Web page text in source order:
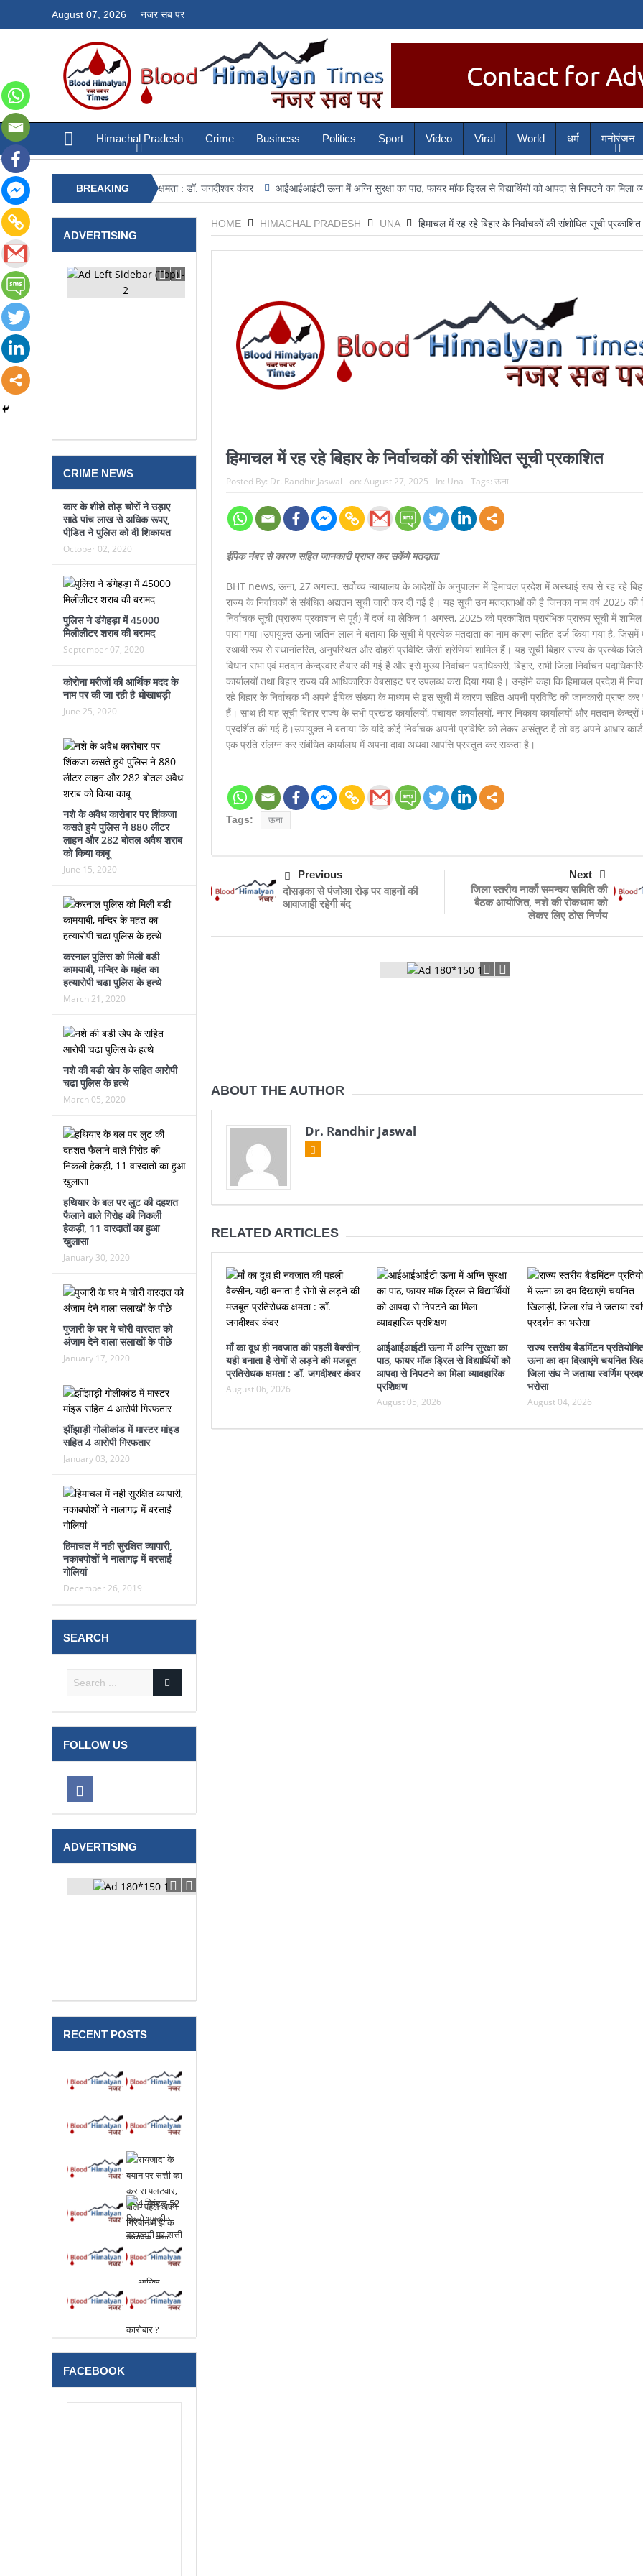
August 07, 2026 नजर सब पर
Himachal Pradesh Crime Business Politics Sport Video Viral World धर्म मनोरंजन
BREAKING
NEWS
से लड़ने की मजबूत प्रतिरोधक क्षमता : डॉ. जगदीश्वर कंवर आईआईआईटी ऊना में अग्नि सुरक्षा का पाठ, फायर मॉक ड्रिल से विद्यार्थियों को आपदा से निपटने का मिला व्यावहारिक
HOME HIMACHAL PRADESH UNA हिमाचल में रह रहे बिहार के निर्वाचकों की संशोधित सूची प्रकाशित
हिमाचल में रह रहे बिहार के निर्वाचकों की संशोधित सूची प्रकाशित
Posted By: Dr. Randhir Jaswal on: August 27, 2025 In: Una Tags: ऊना
ईपिक नंबर से कारण सहित जानकारी प्राप्त कर सकेंगे मतदाता
BHT news, ऊना, 27 अगस्त. सर्वोच्च न्यायालय के आदेशों के अनुपालन में हिमाचल प्रदेश में अस्थाई रूप से रह रहे
राज्य के निर्वाचकों से संबंधित अद्यतन सूची जारी कर दी गई है। यह सूची उन मतदाताओं की है जिनका नाम वर्ष 2025 की
निर्वाचक सूची (प्रारूप प्रकाशन से पूर्व) में दर्ज था लेकिन 1 अगस्त, 2025 को प्रकाशित प्रारंभिक प्रारूप सूची में शामिल
पाया गया।उपायुक्त ऊना जतिन लाल ने बताया कि सूची में प्रत्येक मतदाता का नाम कारण सहित दर्ज किया गया है, जिसमें
स्थायी रूप से स्थानांतरित, अनुपस्थित और दोहरी प्रविष्टि जैसी श्रेणियां शामिल हैं। यह सूची बिहार राज्य के प्रत्येक
विधान सभा एवं मतदान केन्द्रवार तैयार की गई है और इसे मुख्य निर्वाचन पदाधिकारी, बिहार, सभी जिला निर्वाचन
कार्यालयों तथा बिहार राज्य की आधिकारिक वेबसाइट पर उपलब्ध करा दिया गया है। उन्होंने कहा कि हिमाचल प्रदेश में
रहे बिहार के निर्वाचक भी अपने ईपिक संख्या के माध्यम से इस सूची में कारण सहित अपनी प्रविष्टि की जानकारी प्राप्त
हैं। साथ ही यह सूची बिहार राज्य के सभी प्रखंड कार्यालयों, पंचायत कार्यालयों, नगर निकाय कार्यालयों और मतदान केन्द्रों
प्रदर्शित की गई है।उपायुक्त ने बताया कि यदि कोई निर्वाचक अपनी प्रविष्टि को लेकर असंतुष्ट है तो वह अपने आधार
एक प्रति संलग्न कर संबंधित कार्यालय में अपना दावा अथवा आपत्ति प्रस्तुत कर सकता है।
Tags: ऊना
Previous
दोसड़का से पंजोआ रोड़ पर वाहनों की
आवाजाही रहेगी बंद
Next
जिला स्तरीय नार्को समन्वय समिति की
बैठक आयोजित, नशे की रोकथाम को
लेकर लिए ठोस निर्णय
ABOUT THE AUTHOR
Dr. Randhir Jaswal
RELATED ARTICLES
माँ का दूध ही नवजात की पहली वैक्सीन,
यही बनाता है रोगों से लड़ने की मजबूत
प्रतिरोधक क्षमता : डॉ. जगदीश्वर कंवर
August 06, 2026
आईआईआईटी ऊना में अग्नि सुरक्षा का
पाठ, फायर मॉक ड्रिल से विद्यार्थियों को
आपदा से निपटने का मिला व्यावहारिक
प्रशिक्षण
August 05, 2026
राज्य स्तरीय बैडमिंटन
ऊना का दम दिखाएंगे चयनित
जिला संघ ने जताया स्वर्णिम
भरोसा
August 04, 2026
ADVERTISING
CRIME NEWS
कार के शीशे तोड़ चोरों ने उड़ाए
साढे पांच लाख से अधिक रूपए,
पीडि़त ने पुलिस को दी शिकायत
October 02, 2020
पुलिस ने डंगेहड़ा में 45000
मिलीलीटर शराब की बरामद
September 07, 2020
कोरोना मरीजों की आर्थिक मदद के
नाम पर की जा रही है धोखाधड़ी
June 25, 2020
नशे के अवैध कारोबार पर शिंकजा
कसते हुये पुलिस ने 880 लीटर
लाहन और 282 बोतल अवैध शराब
को किया काबू
June 15, 2020
करनाल पुलिस को मिली बडी
कामयाबी, मन्दिर के महंत का
हत्यारोपी चढा पुलिस के हत्थे
March 21, 2020
नशे की बडी खेप के सहित आरोपी
चढा पुलिस के हत्थे
March 05, 2020
हथियार के बल पर लुट की दहशत
फैलाने वाले गिरोह की निकली
हेकड़ी, 11 वारदातों का हुआ
खुलासा
January 30, 2020
पुजारी के घर मे चोरी वारदात को
अंजाम देने वाला सलाखों के पीछे
January 17, 2020
झींझाड़ी गोलीकांड में मास्टर मांइड
सहित 4 आरोपी गिरफतार
January 03, 2020
हिमाचल में नही सुरक्षित व्यापारी,
नकाबपोशों ने नालागढ़ में बरसाईं
गोलियां
December 26, 2019
SEARCH
FOLLOW US
ADVERTISING
RECENT POSTS
FACEBOOK